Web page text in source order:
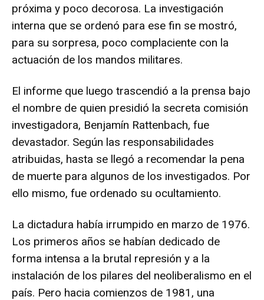
próxima y poco decorosa. La investigación
interna que se ordenó para ese fin se mostró,
para su sorpresa, poco complaciente con la
actuación de los mandos militares.
El informe que luego trascendió a la prensa bajo
el nombre de quien presidió la secreta comisión
investigadora, Benjamín Rattenbach, fue
devastador. Según las responsabilidades
atribuidas, hasta se llegó a recomendar la pena
de muerte para algunos de los investigados. Por
ello mismo, fue ordenado su ocultamiento.
La dictadura había irrumpido en marzo de 1976.
Los primeros años se habían dedicado de
forma intensa a la brutal represión y a la
instalación de los pilares del neoliberalismo en el
país. Pero hacia comienzos de 1981, una